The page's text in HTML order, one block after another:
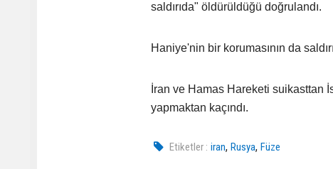
saldırıda" öldürüldüğü doğrulandı.
Haniye'nin bir korumasının da
İran ve Hamas Hareketi suikasttan
yapmaktan kaçındı.
Etiketler : iran,Rusya,Füze